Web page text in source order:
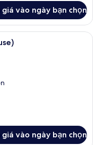
giá vào ngày bạn chọn
két bảo mật tại phòng,
giá vào ngày bạn chọn